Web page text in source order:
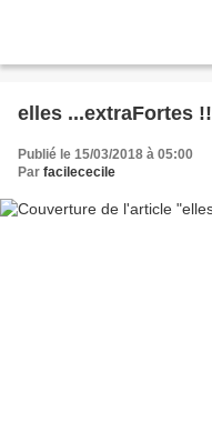
elles ...extraFortes !!
Publié le 15/03/2018 à 05:00
Par facilececile